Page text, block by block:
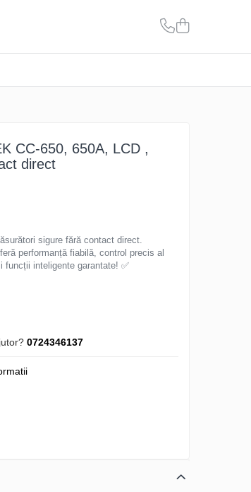
CC-650, 650A, LCD ,
direct
sigure fără contact direct.
performanță fiabilă, control precis al
inteligente garantate! ✅
0724346137